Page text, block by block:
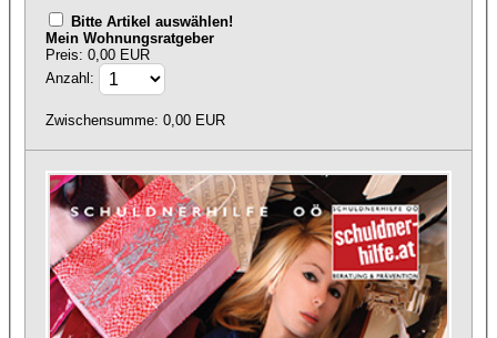
Bitte Artikel auswählen!
Mein Wohnungsratgeber
Preis: 0,00 EUR
Anzahl:
Zwischensumme: 0,00 EUR